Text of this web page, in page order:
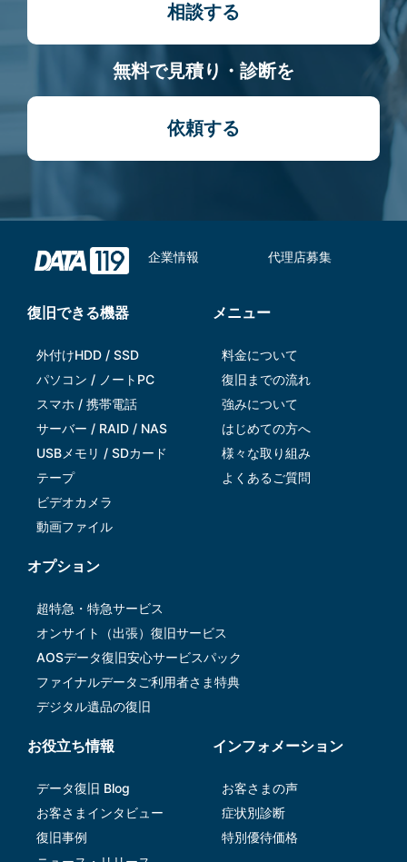
相談する
無料で見積り・診断を
依頼する
企業情報 代理店募集
復旧できる機器
外付けHDD / SSD
パソコン / ノートPC
スマホ / 携帯電話
サーバー / RAID / NAS
USBメモリ / SDカード
テープ
ビデオカメラ
動画ファイル
メニュー
料金について
復旧までの流れ
強みについて
はじめての方へ
様々な取り組み
よくあるご質問
オプション
超特急・特急サービス
オンサイト（出張）復旧サービス
AOSデータ復旧安⼼サービスパック
ファイナルデータご利⽤者さま特典
デジタル遺品の復旧
お役立ち情報
データ復旧 Blog
お客さまインタビュー
復旧事例
インフォメーション
お客さまの声
症状別診断
特別優待価格